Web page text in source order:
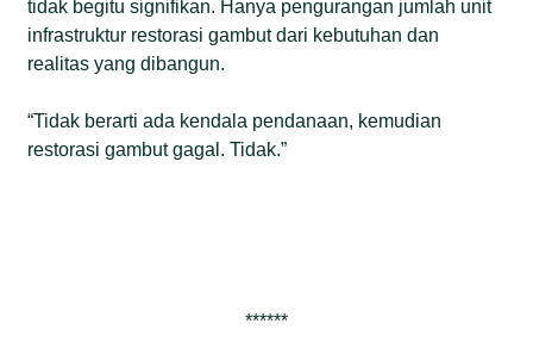
tidak begitu signifikan. Hanya pengurangan jumlah unit
infrastruktur restorasi gambut dari kebutuhan dan
realitas yang dibangun.
“Tidak berarti ada kendala pendanaan, kemudian
restorasi gambut gagal. Tidak.”
******